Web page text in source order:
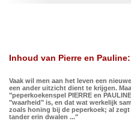
Inhoud van Pierre en Pauline:
Vaak wil men aan het leven een
een ander uitzicht dient te krijgen.
"peperkoekenspel PIERRE en
"waarheid" is, en dat wat werkelijk
zoals honing bij de peperkoek; al zegt
tander erin dwalen ..."